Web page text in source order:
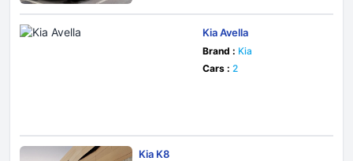
Kia Avella
Brand : Kia
Cars : 2
Kia K8